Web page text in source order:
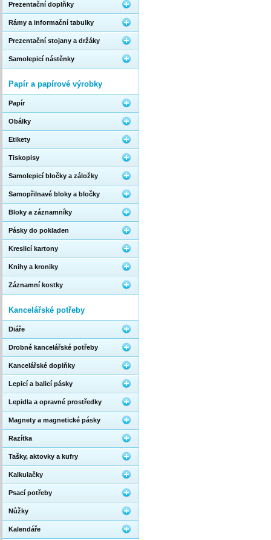
Prezentační doplňky
Rámy a informační tabulky
Prezentační stojany a držáky
Samolepicí nástěnky
Papír a papírové výrobky
Papír
Obálky
Etikety
Tiskopisy
Samolepicí bločky a záložky
Samopřilnavé bloky a bločky
Bloky a záznamníky
Pásky do pokladen
Kreslicí kartony
Knihy a kroniky
Záznamní kostky
Kancelářské potřeby
Diáře
Drobné kancelářské potřeby
Kancelářské doplňky
Lepicí a balicí pásky
Lepidla a opravné prostředky
Magnety a magnetické pásky
Razítka
Tašky, aktovky a kufry
Kalkulačky
Psací potřeby
Nůžky
Kalendáře